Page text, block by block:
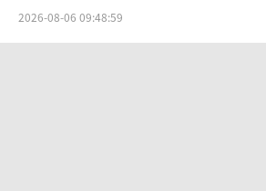
2026-08-06 09:48:59